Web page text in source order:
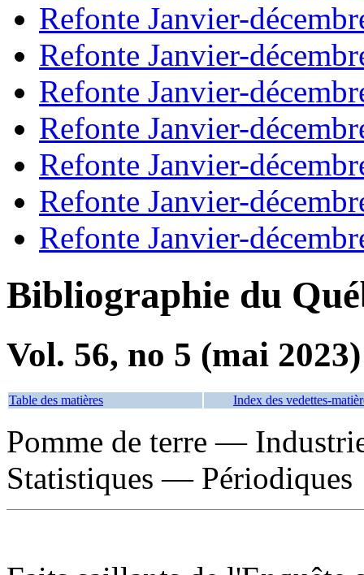
Refonte Janvier-
Refonte Janvier-
Refonte Janvier-
Refonte Janvier-
Refonte Janvier-
Refonte Janvier-
Refonte Janvier-
Bibliographie du
Vol. 56, no 5 (mai 2023)
Table des matières Index des vedettes-
Pomme de terre —
Statistiques — Périodiques